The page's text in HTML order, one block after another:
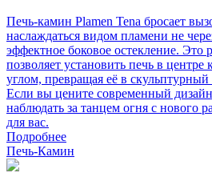
Печь-камин Plamen Tena бросает
наслаждаться видом пламени не
эффектное боковое остекление.
позволяет установить печь в
углом, превращая её в
Если вы цените современный
наблюдать за танцем огня с нового
для вас.
Подробнее
Печь-Камин